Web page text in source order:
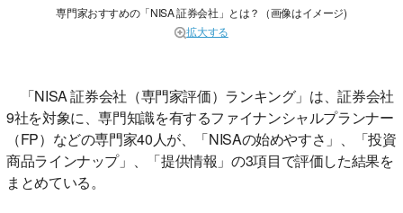
専門家おすすめの「NISA 証券会社」とは？（画像はイメージ)
拡大する
「NISA 証券会社（専門家評価）ランキング」は、証券会社
9社を対象に、専門知識を有するファイナンシャルプランナー
（FP）などの専門家40人が、「NISAの始めやすさ」、「投資
商品ラインナップ」、「提供情報」の3項目で評価した結果を
まとめている。